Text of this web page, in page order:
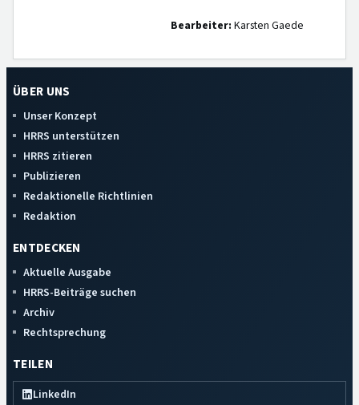
Bearbeiter: Karsten Gaede
ÜBER UNS
Unser Konzept
HRRS unterstützen
HRRS zitieren
Publizieren
Redaktionelle Richtlinien
Redaktion
ENTDECKEN
Aktuelle Ausgabe
HRRS-Beiträge suchen
Archiv
Rechtsprechung
TEILEN
LinkedIn